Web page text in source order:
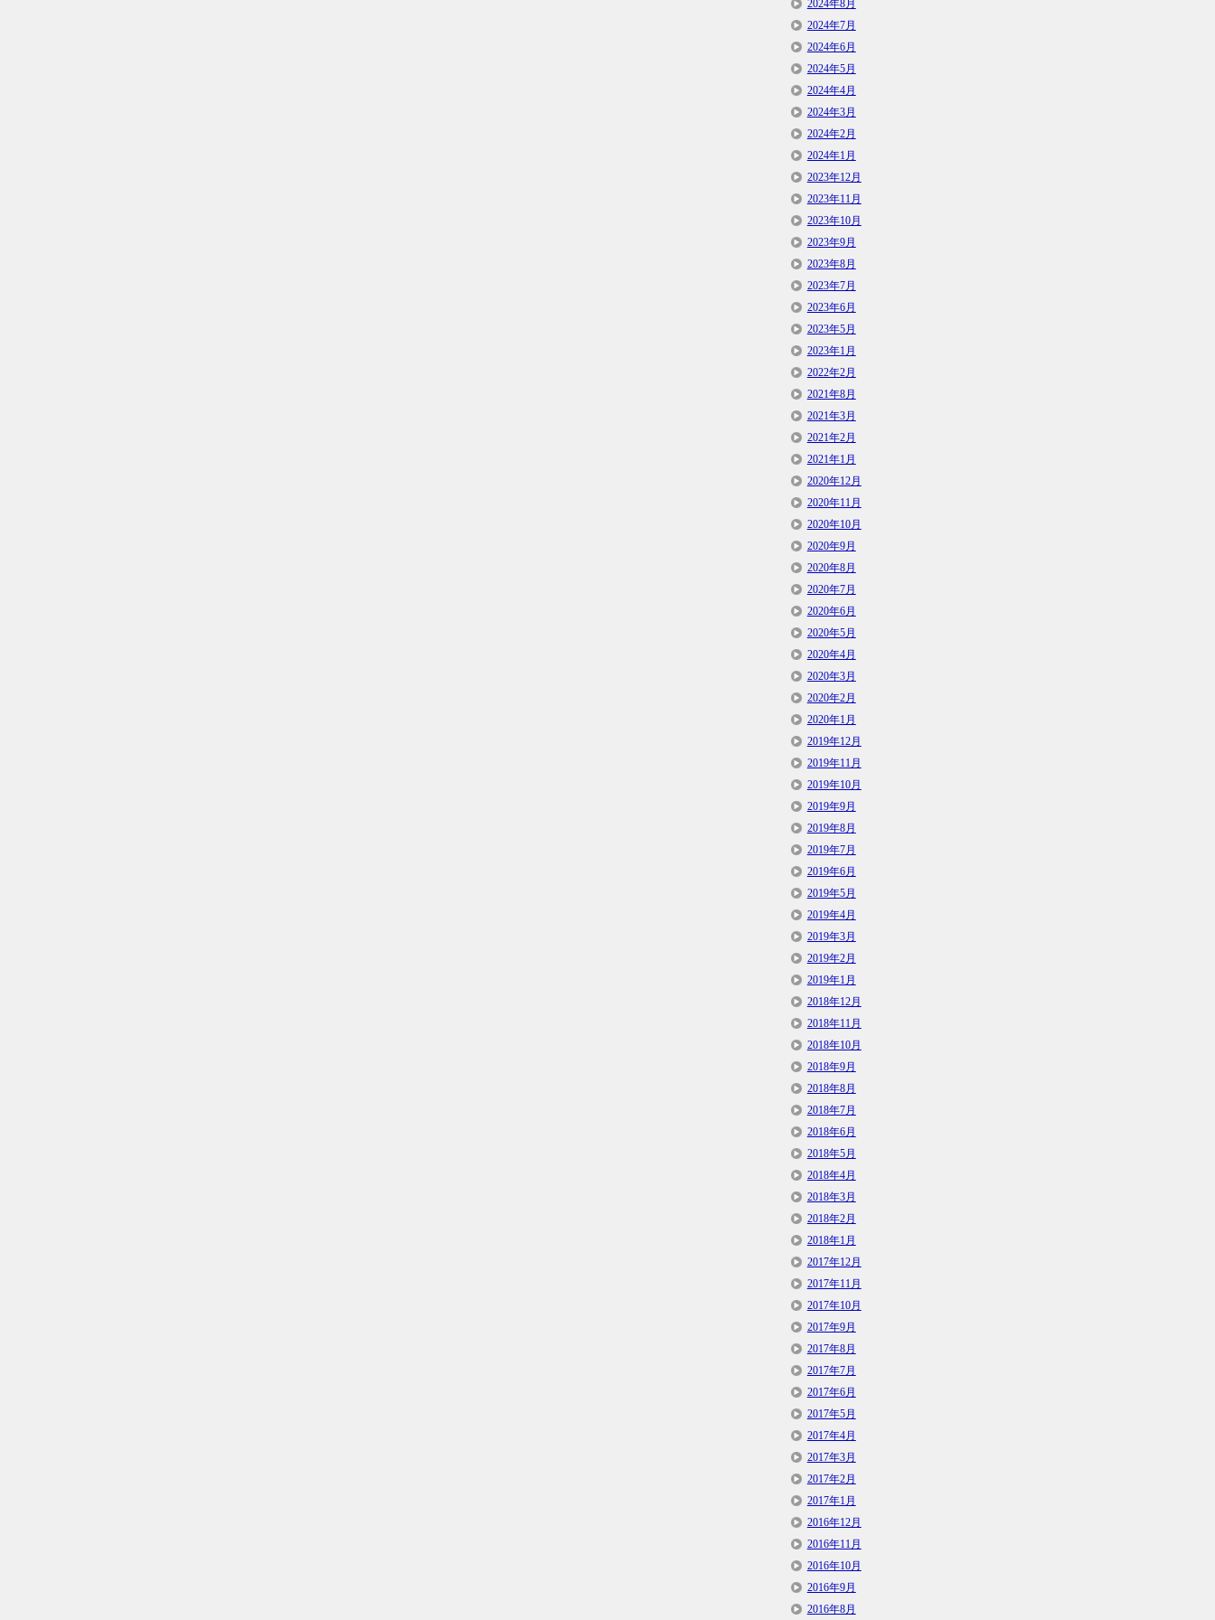
2024年8月
2024年7月
2024年6月
2024年5月
2024年4月
2024年3月
2024年2月
2024年1月
2023年12月
2023年11月
2023年10月
2023年9月
2023年8月
2023年7月
2023年6月
2023年5月
2023年1月
2022年2月
2021年8月
2021年3月
2021年2月
2021年1月
2020年12月
2020年11月
2020年10月
2020年9月
2020年8月
2020年7月
2020年6月
2020年5月
2020年4月
2020年3月
2020年2月
2020年1月
2019年12月
2019年11月
2019年10月
2019年9月
2019年8月
2019年7月
2019年6月
2019年5月
2019年4月
2019年3月
2019年2月
2019年1月
2018年12月
2018年11月
2018年10月
2018年9月
2018年8月
2018年7月
2018年6月
2018年5月
2018年4月
2018年3月
2018年2月
2018年1月
2017年12月
2017年11月
2017年10月
2017年9月
2017年8月
2017年7月
2017年6月
2017年5月
2017年4月
2017年3月
2017年2月
2017年1月
2016年12月
2016年11月
2016年10月
2016年9月
2016年8月